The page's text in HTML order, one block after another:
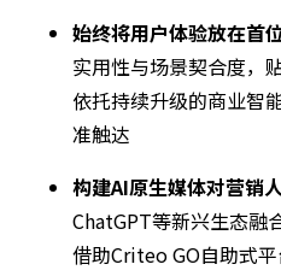
始终将用户体验放在首
实用性与场景契合度，
依托持续升级的商业智
准触达
构建AI原生媒体对营销
ChatGPT等新兴生态融
借助Criteo GO自助式